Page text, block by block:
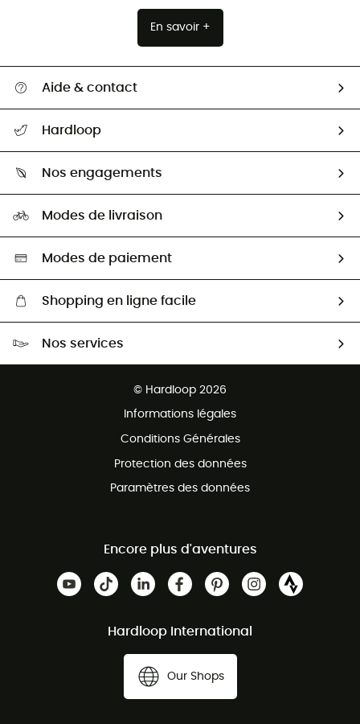
En savoir +
Aide & contact
Retour & remboursement
Guide des tailles
Seconde Main
Aide & Contact
Hardloop
HardGuides
Nos engagements
Sélection éco-responsable
Modes de livraison
Modes de paiement
Shopping en ligne facile
Nos services
© Hardloop 2026
Informations légales
Conditions Générales
Protection des données
Paramètres des données
Encore plus d'aventures
Hardloop International
Our Shops